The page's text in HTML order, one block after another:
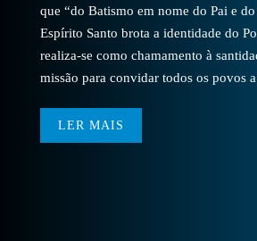
que “do Batismo em nome do Pai e
Espírito Santo brota a identidade do
realiza-se como chamamento à
missão para convidar todos os povos
LER MAIS